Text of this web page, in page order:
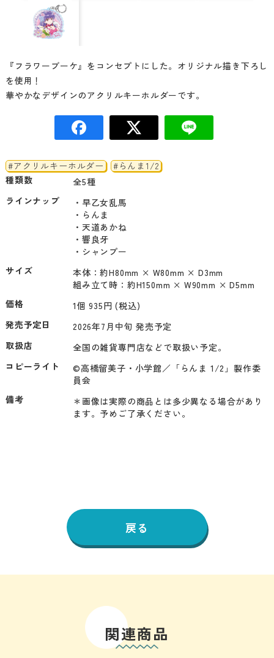
『フラワーブーケ』をコンセプトにした。オリジナル描き下ろし
を使用！
華やかなデザインのアクリルキーホルダーです。
#アクリルキーホルダー
#らんま1/2
種類数
全5種
ラインナップ
・早乙女乱馬
・らんま
・天道あかね
・響良牙
・シャンプー
サイズ
本体：約H80mm × W80mm × D3mm
組み立て時：約H150mm × W90mm × D5mm
価格
1個 935円 (税込)
発売予定日
2026年7月中旬 発売予定
取扱店
全国の雑貨専門店などで取扱い予定。
コピーライト
©高橋留美子・小学館／「らんま 1/2」製作委
員会
備考
＊画像は実際の商品とは多少異なる場合があり
ます。予めご了承ください。
戻る
関連商品